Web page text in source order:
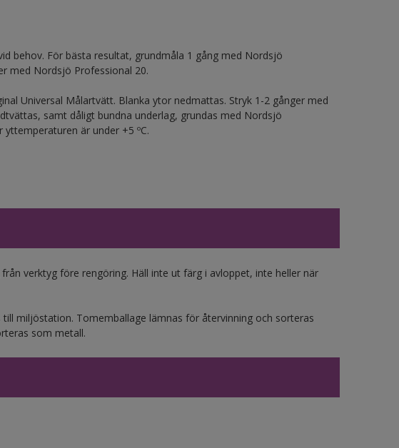
behov. För bästa resultat, grundmåla 1 gång med Nordsjö
med Nordsjö Professional 20.
Universal Målartvätt. Blanka ytor nedmattas. Stryk 1-2 gånger med
samt dåligt bundna underlag, grundas med Nordsjö
är under +5 ºC.
verktyg före rengöring. Häll inte ut färg i avloppet, inte heller när
miljöstation. Tomemballage lämnas för återvinning och sorteras
som metall.